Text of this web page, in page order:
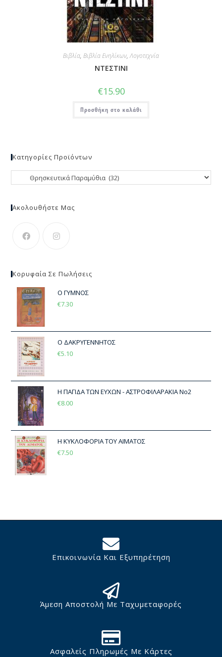
Βιβλία, Βιβλία Ενηλίκων,Λογοτεχνία
ΝΤΕΣΤΙΝΙ
€15.90
Προσθήκη στο καλάθι
Κατηγορίες Προϊόντων
Ακολουθήστε Μας
Κορυφαία Σε Πωλήσεις
Ο ΓΥΜΝΟΣ
€7.30
Ο ΔΑΚΡΥΓΕΝΝΗΤΟΣ
€5.10
Η ΠΑΓΙΔΑ ΤΩΝ ΕΥΧΩΝ - ΑΣΤΡΟΦΙΛΑΡΑΚΙΑ Νο2
€8.00
Η ΚΥΚΛΟΦΟΡΙΑ ΤΟΥ ΑΙΜΑΤΟΣ
€7.50
Επικοινωνία Και Εξυπηρέτηση
Άμεση Αποστολή Με Ταχυμεταφορές
Ασφαλείς Πληρωμές Με Κάρτες